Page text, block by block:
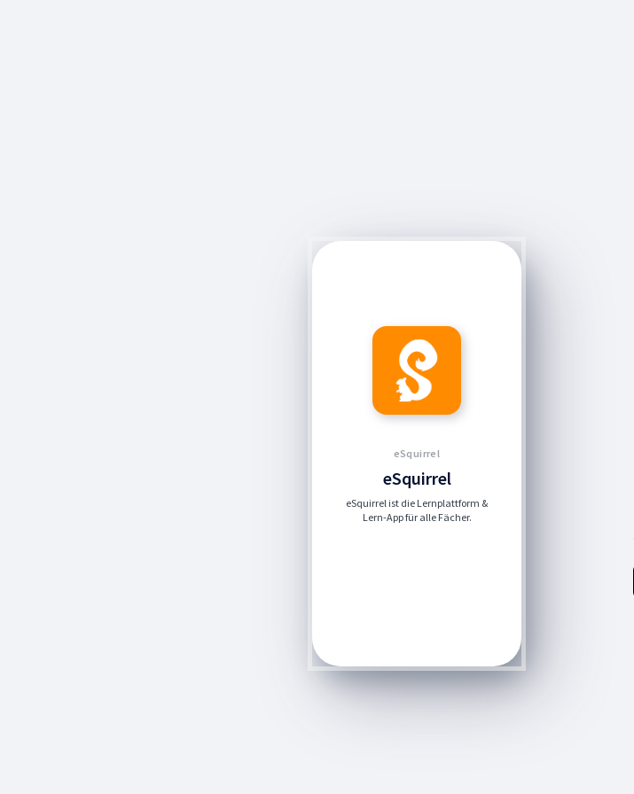
eSquirrel
eSquirrel
eSquirrel ist die Lernplattform &
Lern-App für alle Fächer.